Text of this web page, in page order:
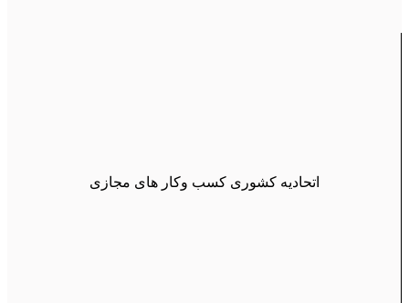
اتحادیه کشوری کسب وکار های مجازی